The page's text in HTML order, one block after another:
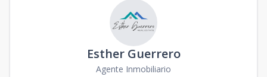
Esther Guerrero
Agente Inmobiliario